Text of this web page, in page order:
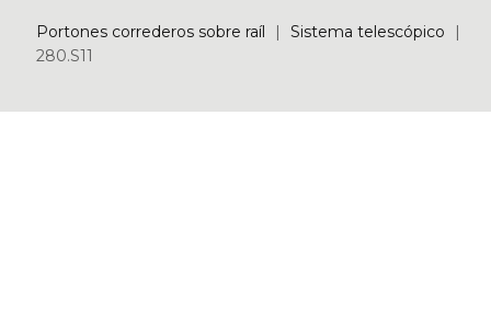
Portones correderos sobre raíl | Sistema telescópico
|
280.S11